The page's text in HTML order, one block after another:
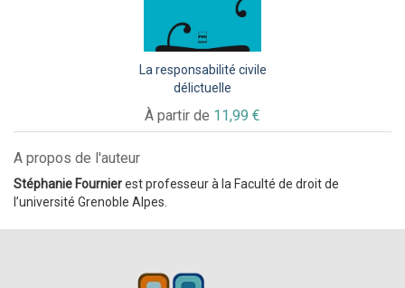
La responsabilité civile
délictuelle
À partir de 11,99 €
A propos de l'auteur
Stéphanie Fournierest professeur à la Faculté de droit de
l’université Grenoble Alpes.